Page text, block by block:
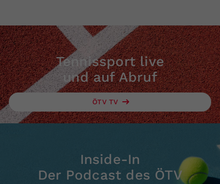
Tennissport live
und auf Abruf
ÖTV TV
Inside-In
Der Podcast des ÖTV